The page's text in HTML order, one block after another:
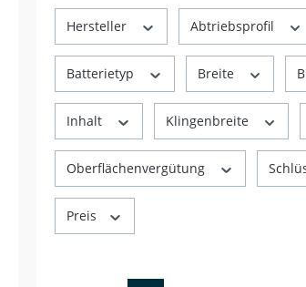
Hersteller Abtriebsprofil
Batterietyp Breite
Inhalt Klingenbreite
Oberflächenvergütung
Preis